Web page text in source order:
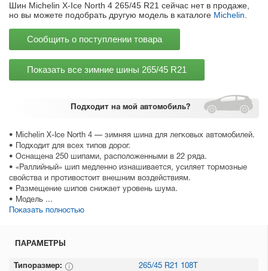
Подходит на мой автомобиль?
• Michelin X-Ice North 4 — зимняя шина для легковых автомобилей.
• Подходит для всех типов дорог.
• Оснащена 250 шипами, расположенными в 22 ряда.
• «Раллийный» шип медленно изнашивается, усиляет тормозные
свойства и противостоит внешним воздействиям.
• Размещение шипов снижает уровень шума.
• Модель ...
Показать полностью
Шин Michelin X-Ice North 4 265/45 R21 сейчас нет в продаже,
но вы можете подобрать другую модель в каталоге Michelin
Сообщить о поступлении товара
Показать все зимние шины 265/45 R21
ПАРАМЕТРЫ
Типоразмер: 265/45 R21 108T